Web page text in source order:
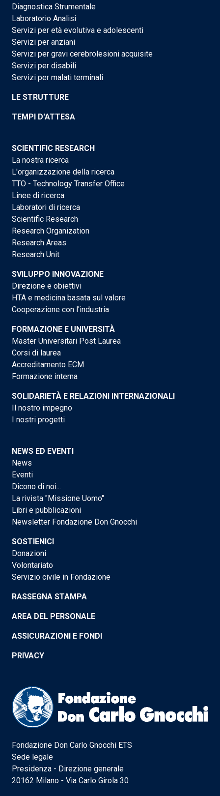
Diagnostica Strumentale
Laboratorio Analisi
Servizi per età evolutiva e adolescenti
Servizi per anziani
Servizi per gravi cerebrolesioni acquisite
Servizi per disabili
Servizi per malati terminali
LE STRUTTURE
TEMPI D'ATTESA
SCIENTIFIC RESEARCH
La nostra ricerca
L'organizzazione della ricerca
TTO - Technology Transfer Office
Linee di ricerca
Laboratori di ricerca
Scientific Research
Research Organization
Research Areas
Research Unit
SVILUPPO INNOVAZIONE
Direzione e obiettivi
HTA e medicina basata sul valore
Cooperazione con l'industria
FORMAZIONE E UNIVERSITÀ
Master Universitari Post Laurea
Corsi di laurea
Accreditamento ECM
Formazione interna
SOLIDARIETÀ E RELAZIONI INTERNAZIONALI
Il nostro impegno
I nostri progetti
NEWS ED EVENTI
News
Eventi
Dicono di noi...
La rivista "Missione Uomo"
Libri e pubblicazioni
Newsletter Fondazione Don Gnocchi
SOSTIENICI
Donazioni
Volontariato
Servizio civile in Fondazione
RASSEGNA STAMPA
AREA DEL PERSONALE
ASSICURAZIONI E FONDI
PRIVACY
Fondazione Don Carlo Gnocchi ETS
Sede legale
Presidenza - Direzione generale
20162 Milano - Via Carlo Girola 30